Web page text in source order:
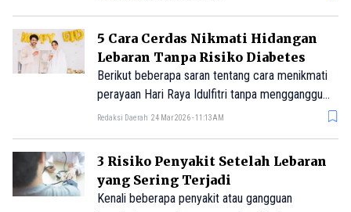
5 Cara Cerdas Nikmati Hidangan
Lebaran Tanpa Risiko Diabetes
Berikut beberapa saran tentang cara menikmati
perayaan Hari Raya Idulfitri tanpa mengganggu
pengelolaan diabetes.
Redaksi Daerah 24 Mar 2026 - 11:13AM
3 Risiko Penyakit Setelah Lebaran
yang Sering Terjadi
Kenali beberapa penyakit atau gangguan